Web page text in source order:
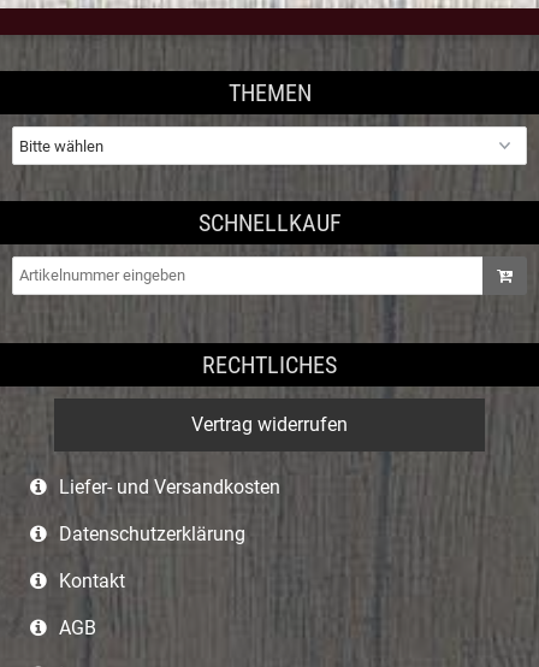
THEMEN
SCHNELLKAUF
RECHTLICHES
Vertrag widerrufen
Liefer- und Versandkosten
Datenschutzerklärung
Kontakt
AGB